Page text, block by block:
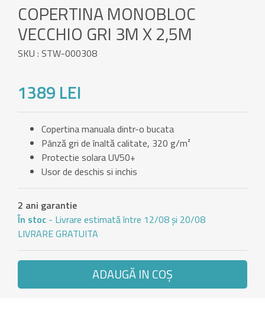
COPERTINA MONOBLOC
VECCHIO GRI 3M X 2,5M
SKU : STW-000308
1389 LEI
Copertina manuala dintr-o bucata
Pânză gri de înaltă calitate, 320 g/m²
Protectie solara UV50+
Usor de deschis si inchis
2 ani garantie
În stoc - Livrare estimată între 12/08 și 20/08
LIVRARE GRATUITA
ADAUGĂ IN COŞ